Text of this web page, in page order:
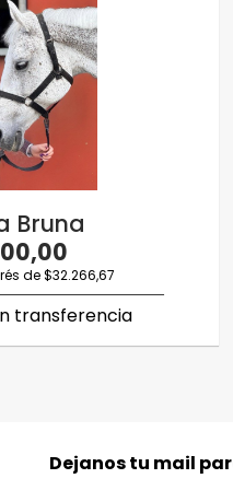
Bruna
de $32.266,67
transferencia
Dejanos tu mail